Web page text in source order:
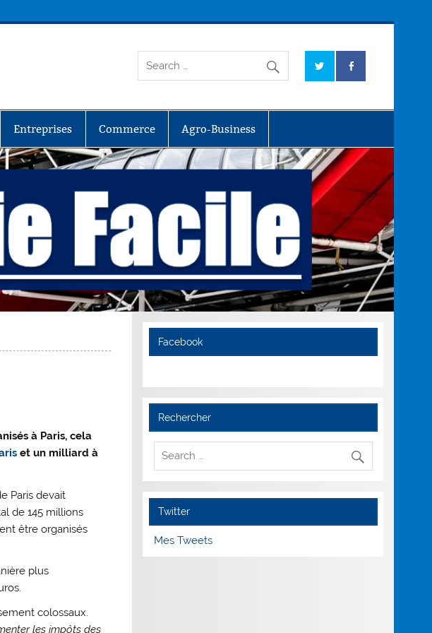
Entreprises Commerce Agro-Business
à Paris, cela
et un milliard à
Paris devait
de 145 millions
être organisés
plus
colossaux.
les impôts des
Facebook
Rechercher
Twitter
Mes Tweets